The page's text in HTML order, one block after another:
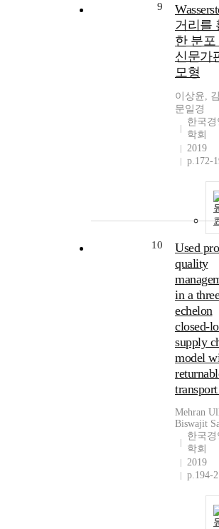
9
거리를
한 분포
신문가
모형
이상윤,
문일경
한국
학회
2019
p.172-
10
Used
quality
in a
echelon
closed-
supply
model
Mehran
Biswajit
한국
학회
2019
p.194-